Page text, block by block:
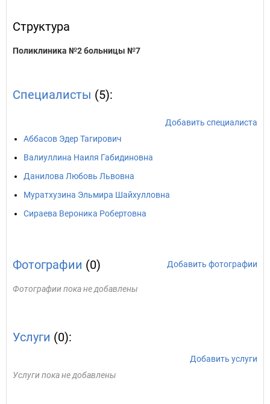
Структура
Поликлиника №2 больницы №7
Специалисты (5):
Добавить специалиста
Аббасов Эдер Тагирович
Валиуллина Наиля Габидиновна
Данилова Любовь Львовна
Муратхузина Эльмира Шайхулловна
Сираева Вероника Робертовна
Фотографии (0) Добавить фотографии
Фотографии пока не добавлены
Услуги (0):
Добавить услуги
Услуги пока не добавлены